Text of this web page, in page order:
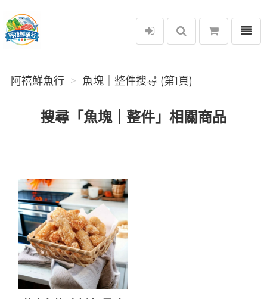
阿禧鮮魚行
選單
阿禧鮮魚行 魚塊｜整件搜尋 (第1頁)
搜尋「魚塊｜整件」相關商品